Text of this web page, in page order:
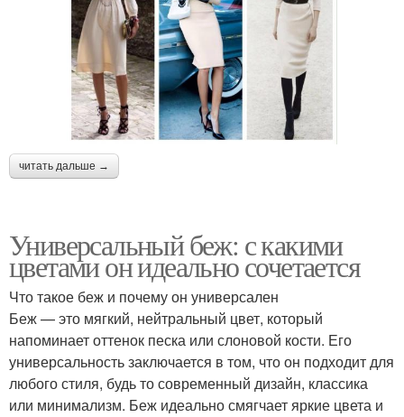
читать дальше →
Универсальный беж: с какими
цветами он идеально сочетается
Что такое беж и почему он универсален
Беж — это мягкий, нейтральный цвет, который
напоминает оттенок песка или слоновой кости. Его
универсальность заключается в том, что он подходит для
любого стиля, будь то современный дизайн, классика
или минимализм. Беж идеально смягчает яркие цвета и